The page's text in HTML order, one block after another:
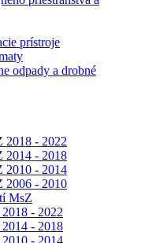
prístroje
odpady a drobné
2018 - 2022
2014 - 2018
2010 - 2014
2006 - 2010
MsZ
- 2022
- 2018
- 2014